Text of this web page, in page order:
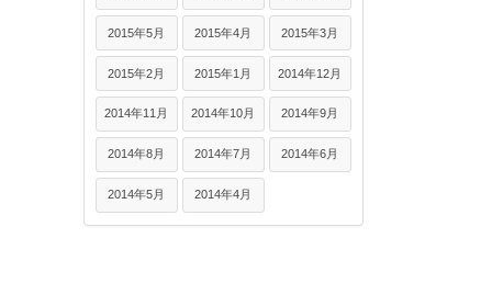
2015年5月 2015年4月 2015年3月
2015年2月 2015年1月 2014年12月
2014年11月 2014年10月 2014年9月
2014年8月 2014年7月 2014年6月
2014年5月 2014年4月